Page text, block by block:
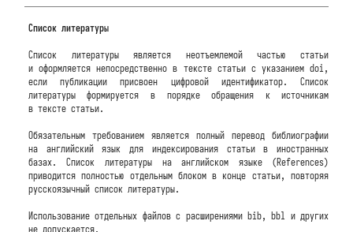
Список литературы
Список литературы является неотъемлемой частью статьи
и оформляется непосредственно в тексте статьи с указанием doi,
если публикации присвоен цифровой идентификатор. Список
литературы формируется в порядке обращения к источникам
в тексте статьи.
Обязательным требованием является полный перевод библиографии
на английский язык для индексирования статьи в иностранных
базах. Список литературы на английском языке (References)
приводится полностью отдельным блоком в конце статьи, повторяя
русскоязычный список литературы.
Использование отдельных файлов с расширениями bib, bbl и других
не допускается.